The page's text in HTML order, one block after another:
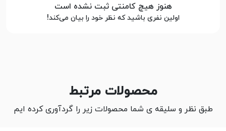
هنوز هیچ کامنتی ثبت نشده است
اولین نفری باشید که نظر خود را بیان می‌کند!
محصولات مرتبط
طبق نظر و سلیقه ی شما محصولات زیر را گردآوری کرده ایم